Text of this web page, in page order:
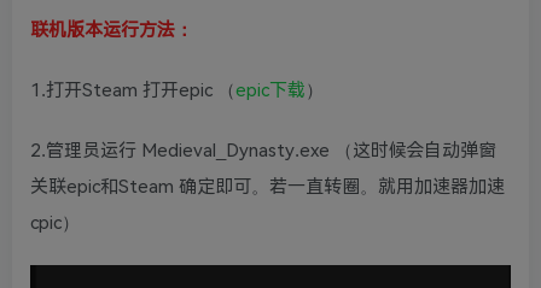
联机版本运行方法：
1.打开Steam 打开epic （epic下载）
2.管理员运行 Medieval_Dynasty.exe （这时候会自动弹窗
关联epic和Steam 确定即可。若一直转圈。就用加速器加速
cpic）